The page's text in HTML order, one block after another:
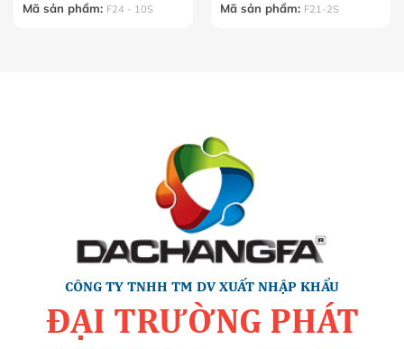
Mã sản phẩm: F24 - 10S Mã sản phẩm: F21-2S
CÔNG TY TNHH TM DV XUẤT NHẬP KHẨU
ĐẠI TRƯỜNG PHÁT